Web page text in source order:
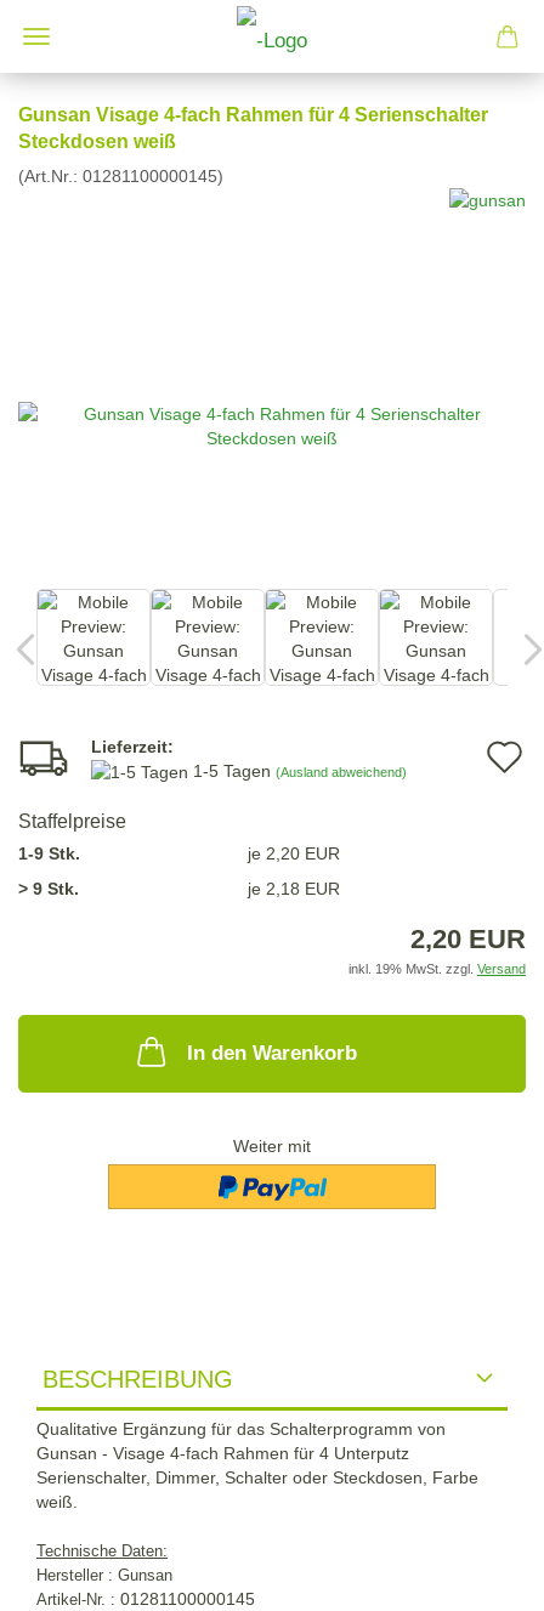
Gunsan Visage 4-fach Rahmen für 4 Serienschalter
Steckdosen weiß
(Art.Nr.: 01281100000145)
Lieferzeit:
1-5 Tagen (Ausland abweichend)
Staffelpreise
1-9 Stk.
je 2,20 EUR
> 9 Stk.
je 2,18 EUR
2,20 EUR
inkl. 19% MwSt. zzgl. Versand
In den Warenkorb
Weiter mit
BESCHREIBUNG
Qualitative Ergänzung für das Schalterprogramm von
Gunsan - Visage 4-fach Rahmen für 4 Unterputz
Serienschalter, Dimmer, Schalter oder Steckdosen, Farbe
weiß.
Technische Daten:
Hersteller : Gunsan
Artikel-Nr. : 01281100000145